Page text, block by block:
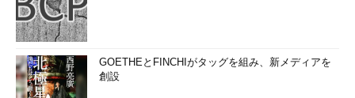
GOETHEとFINCHIがタッグを組み、新メディアを
創設